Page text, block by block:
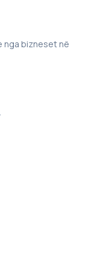
nga bizneset në